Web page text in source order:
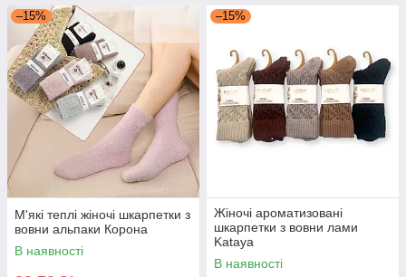
–15%
М'які теплі жіночі шкарпетки з
вовни альпаки Корона
В наявності
–15%
Жіночі ароматизовані
шкарпетки з вовни лами
Kataya
В наявності